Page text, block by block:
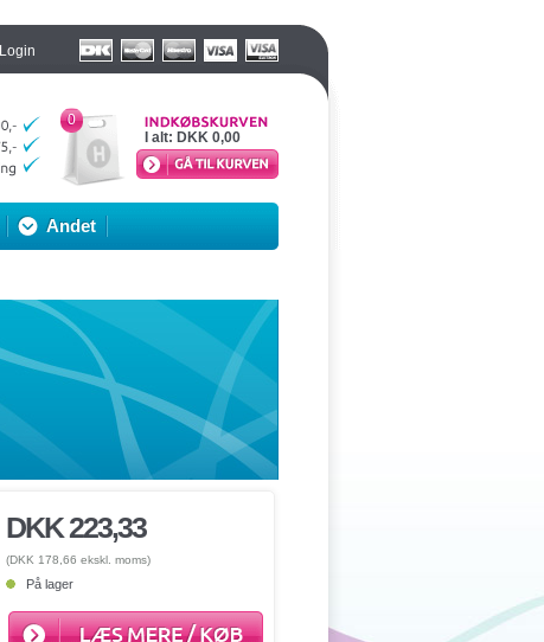
Login
Andet
0
I alt: DKK 0,00
DKK 223,33
(DKK 178,66 ekskl. moms)
På lager